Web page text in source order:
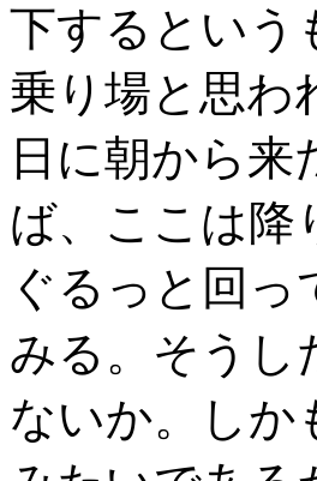
下するという
乗り場と思わ
日に朝から
ば、ここは降
ぐるっと回
みる。そうし
ないか。しか